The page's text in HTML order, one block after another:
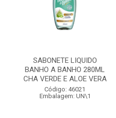
SABONETE LIQUIDO
BANHO A BANHO 280ML
CHA VERDE E ALOE VERA
Código: 46021
Embalagem: UN\1